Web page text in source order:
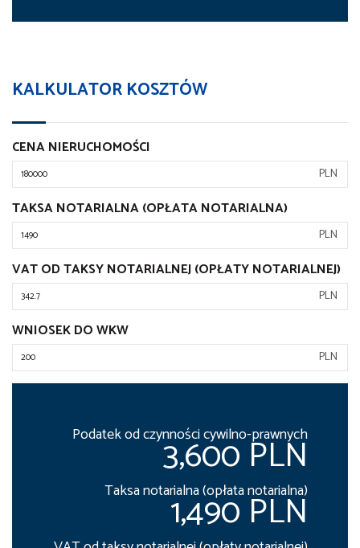
KALKULATOR KOSZTÓW
CENA NIERUCHOMOŚCI
PLN
TAKSA NOTARIALNA (OPŁATA NOTARIALNA)
PLN
VAT OD TAKSY NOTARIALNEJ (OPŁATY NOTARIALNEJ)
PLN
WNIOSEK DO WKW
PLN
Podatek od czynności cywilno-prawnych
3,600 PLN
Taksa notarialna (opłata notarialna)
1,490 PLN